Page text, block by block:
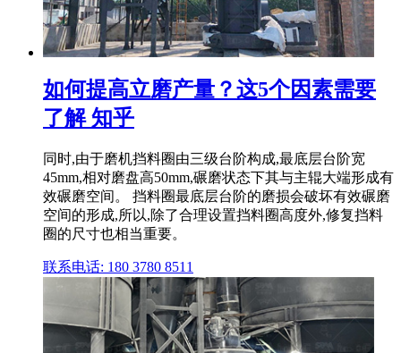
如何提高立磨产量？这5个因素需要
了解 知乎
同时,由于磨机挡料圈由三级台阶构成,最底层台阶宽
45mm,相对磨盘高50mm,碾磨状态下其与主辊大端形成有
效碾磨空间。 挡料圈最底层台阶的磨损会破坏有效碾磨
空间的形成,所以,除了合理设置挡料圈高度外,修复挡料
圈的尺寸也相当重要。
联系电话: 180 3780 8511